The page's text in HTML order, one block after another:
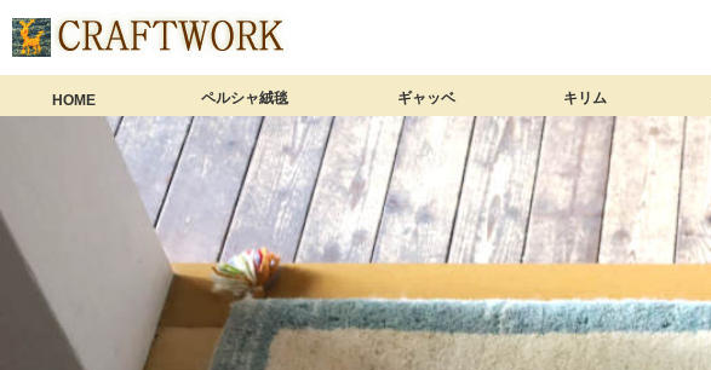
HOME ペルシャ絨毯
ペルシャ絨毯 商品一覧
ミニサイズ（60×40cm）
玄関マット（90×60cm）
アクセントラグ（120×80cm）
1畳サイズ（150×100cm）
1畳半サイズ（180×120cm）
リビングサイズ（200×150cm）
大判サイズ（240×170cm以上）
ロングサイズ（細長サイズ）
ペルシャ絨毯【総合ガイド】
ギャッベ
ギャッベ 商品一覧
座布団ギャッベ（40×40cm）
ミニギャッベ（60×40cm）
玄関マット（90×60cm）
アクセントラグ（120×80cm）
1畳サイズ（150×100cm）
1畳半サイズ（180×120cm）
リビングサイズ（200×150cm）
大判サイズ（240×170cm以上）
細長いギャッベ（ロングサイズ）
ギャッベクッションカバー
ギャッベ【総合ガイド】
キリム
キリム 商品一覧
ミニキリム（～
玄関マット（
アクセントラグ
1畳サイズ（
1畳半サイズ（
リビングサイズ
大判サイズ（
細長いキリム（
オールドキリム
ギャッベキリム
ジャジム（薄く
キリム【総合ガ